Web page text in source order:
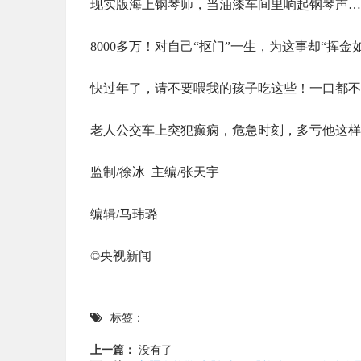
现实版海上钢琴师，当油漆车间里响起钢琴声
8000多万！对自己“抠门”一生，为这事却“挥金
快过年了，请不要喂我的孩子吃这些！一口都不
老人公交车上突犯癫痫，危急时刻，多亏他这
监制/徐冰 主编/张天宇
编辑/马玮璐
©央视新闻
标签：
上一篇： 没有了